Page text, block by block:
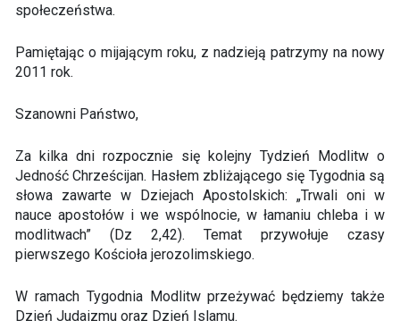
społeczeństwa.
Pamiętając o mijającym roku, z nadzieją patrzymy na nowy
2011 rok.
Szanowni Państwo,
Za kilka dni rozpocznie się kolejny Tydzień Modlitw o
Jedność Chrześcijan. Hasłem zbliżającego się Tygodnia są
słowa zawarte w Dziejach Apostolskich: „Trwali oni w
nauce apostołów i we wspólnocie, w łamaniu chleba i w
modlitwach” (Dz 2,42). Temat przywołuje czasy
pierwszego Kościoła jerozolimskiego.
W ramach Tygodnia Modlitw przeżywać będziemy także
Dzień Judaizmu oraz Dzień Islamu.